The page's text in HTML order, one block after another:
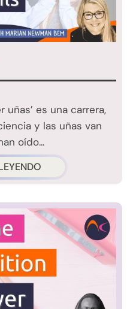
uñas’ es una carrera,
y las uñas van
oído...